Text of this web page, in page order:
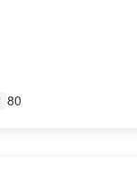
80